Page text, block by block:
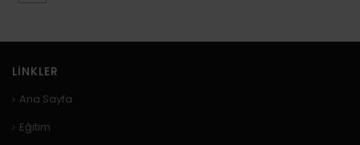
LINKLER
Ana Sayfa
Eğitim